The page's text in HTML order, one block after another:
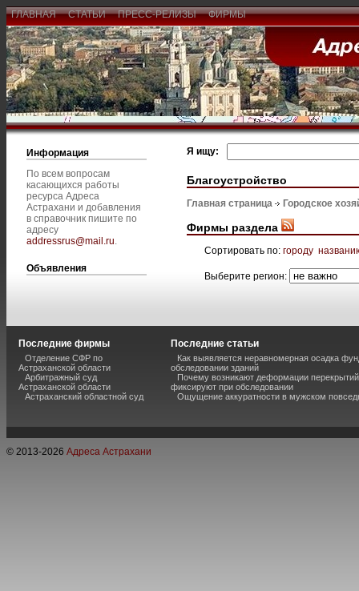
ГЛАВНАЯ СТАТЬИ ПРЕСС-РЕЛИЗЫ ФИРМЫ
Информация
По всем вопросам
касающихся работы
ресурса Адреса
Астрахани и добавления
в справочник пишите по
адресу
addressrus@mail.ru.
Объявления
Я ищу:
Благоустройство
Главная страница Городское
Фирмы раздела
Сортировать по: городу
Выберите регион:
Последние фирмы
Отделение СФР по
Астраханской области
Арбитражный суд
Астраханской области
Астраханский областной суд
Последние статьи
Как выявляется неравномерная осадка
обследовании зданий
Почему возникают деформации перекрытий
фиксируют при обследовании
Ощущение аккуратности в мужском
© 2013-2026 Адреса Астрахани